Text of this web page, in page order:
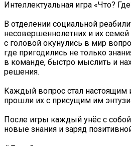
Интеллектуальная игра «Что?
В отделении социальной
несовершеннолетних и их
с головой окунулись в мир
где пригодились не только
в команде, быстро мыслить и
решения.
Каждый вопрос стал настоящим
прошли их с присущим им
После игры каждый унёс с
новые знания и заряд